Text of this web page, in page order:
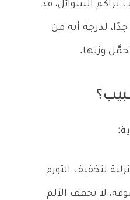
تراكم السوائل، قد
لدرجة أنه من
وزنها.
لتخفيف التورم
لا تخفف الألم